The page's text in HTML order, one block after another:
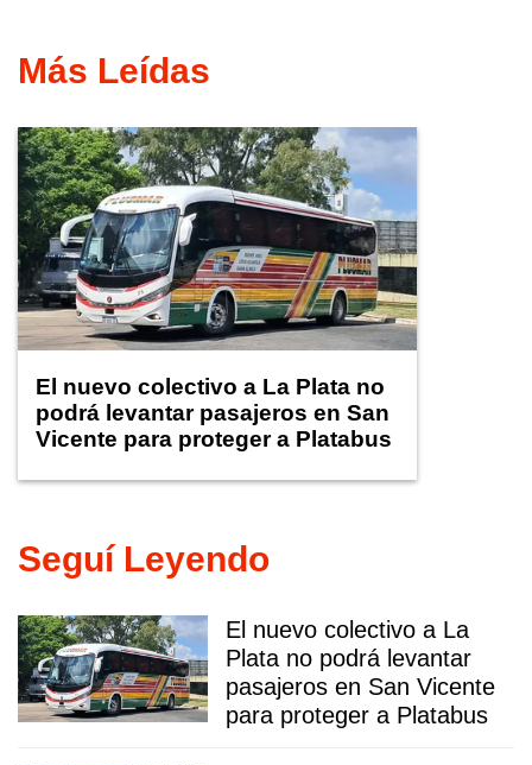
Más Leídas
El nuevo colectivo a La Plata no
podrá levantar pasajeros en San
Vicente para proteger a Platabus
Seguí Leyendo
El nuevo colectivo a La
Plata no podrá levantar
pasajeros en San Vicente
para proteger a Platabus